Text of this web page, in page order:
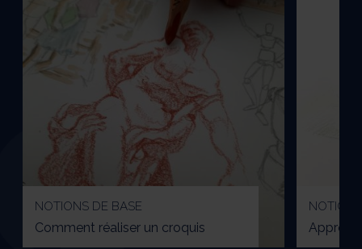
NOTIONS DE BASE
Comment réaliser un croquis